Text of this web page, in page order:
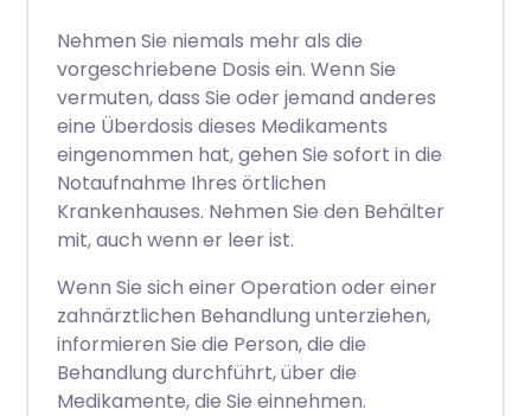
Nehmen Sie niemals mehr als die
vorgeschriebene Dosis ein. Wenn Sie
vermuten, dass Sie oder jemand anderes
eine Überdosis dieses Medikaments
eingenommen hat, gehen Sie sofort in die
Notaufnahme Ihres örtlichen
Krankenhauses. Nehmen Sie den Behälter
mit, auch wenn er leer ist.
Wenn Sie sich einer Operation oder einer
zahnärztlichen Behandlung unterziehen,
informieren Sie die Person, die die
Behandlung durchführt, über die
Medikamente, die Sie einnehmen.